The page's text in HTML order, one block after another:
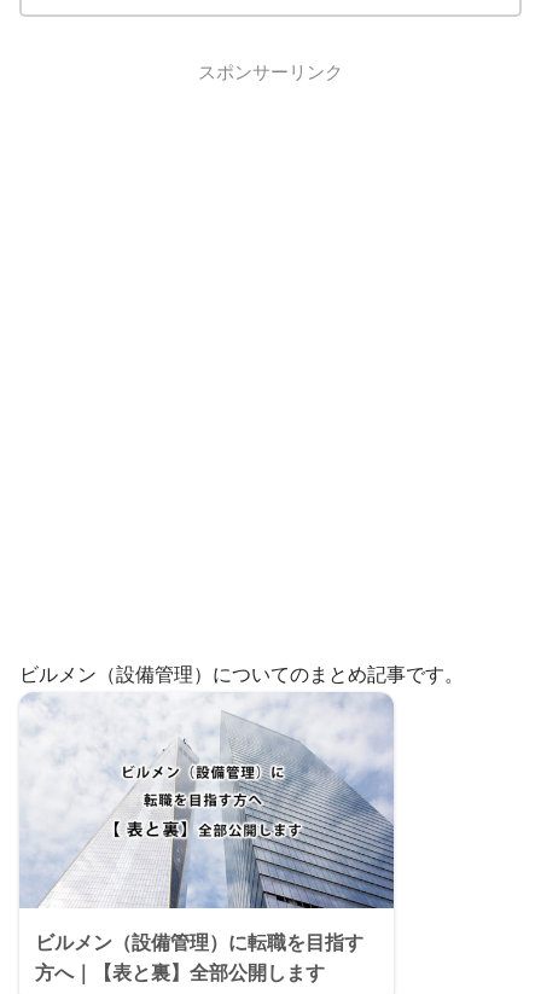
スポンサーリンク
ビルメン（設備管理）についてのまとめ記事です。
ビルメン（設備管理）に転職を目指す
方へ｜【表と裏】全部公開します